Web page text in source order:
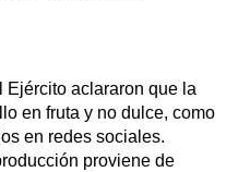
Ejército aclararon que la
en fruta y no dulce, como
en redes sociales.
proviene de